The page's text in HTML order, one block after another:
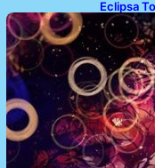
Eclipsa
Analiză a
18 Ani